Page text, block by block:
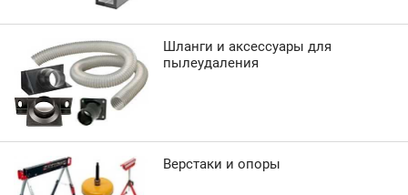
Шланги и аксессуары для
пылеудаления
Верстаки и опоры